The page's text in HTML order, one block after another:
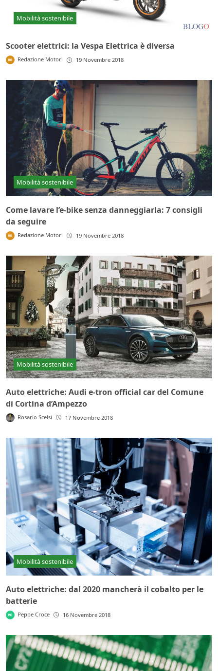
Mobilità sostenibile
Scooter elettrici: la Vespa Elettrica è diversa
Redazione Motori 19 Novembre 2018
Mobilità sostenibile
Come lavare l’e-bike senza danneggiarla: 7 consigli
da seguire
Redazione Motori 19 Novembre 2018
Mobilità sostenibile
Auto elettriche: Audi e-tron official car del Comune
di Cortina d’Ampezzo
Rosario Scelsi 17 Novembre 2018
Mobilità sostenibile
Auto elettriche: dal 2020 mancherà il cobalto per le
batterie
Peppe Croce 16 Novembre 2018